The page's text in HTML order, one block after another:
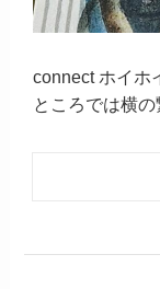
connect ホイホ
ところでは横